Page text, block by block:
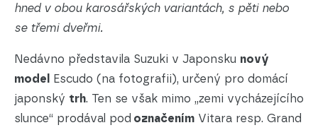
hned v obou karosářských variantách, s pěti nebo
se třemi dveřmi.
Nedávno představila Suzuki v Japonsku nový
model Escudo (na fotografii), určený pro domácí
japonský trh. Ten se však mimo „zemi vycházejícího
slunce“ prodával pod označením Vitara resp. Grand